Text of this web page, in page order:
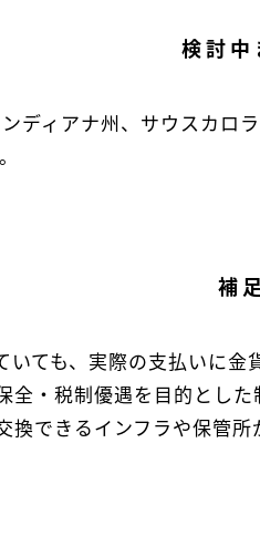
検討中
ディアナ州、サウスカロ
補
いても、実際の支払いに
・税制優遇を目的とした
換できるインフラや保管